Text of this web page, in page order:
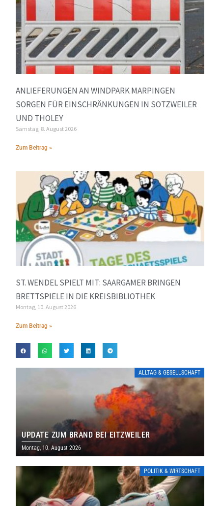
ANLIEFERUNGEN AN WINDPARK MARPINGEN
SORGEN FÜR EINSCHRÄNKUNGEN IN SOTZWEILER
UND THOLEY
Samstag, 8. August 2026
Zum Beitrag »
ST. WENDEL SPIELT MIT: SAARGAMER BRINGEN
BRETTSPIELE IN DIE KREISBIBLIOTHEK
Montag, 10. August 2026
Zum Beitrag »
ALLTAG & GESELLSCHAFT
UPDATE ZUM BRAND BEI EITZWEILER
Montag, 10. August 2026
POLITIK & WIRTSCHAFT